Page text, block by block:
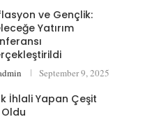
ve Gençlik:
Yatırım
September 9, 2025
İhlali Yapan Çeşit